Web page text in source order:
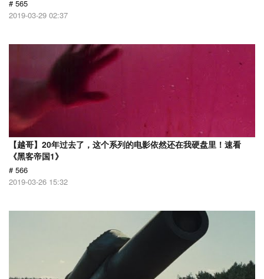
# 565
2019-03-29 02:37
【越哥】20年过去了，这个系列的电影依然还在我硬盘里！速看
《黑客帝国1》
# 566
2019-03-26 15:32